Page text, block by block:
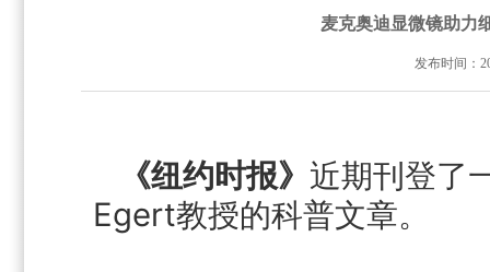
麦克奥迪显微镜助力
发布时间：
《纽约时报》 近期刊登了
Egert教授的科普文章。